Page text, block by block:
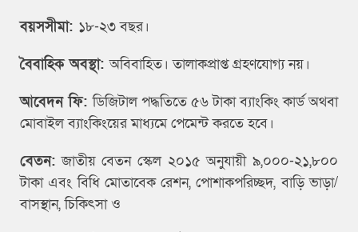
বয়সসীমা: ১৮-২৩ বছর।
বৈবাহিক অবস্থা:অবিবাহিত। তালাকপ্রাপ্ত গ্রহণযোগ্য নয়।
আবেদন ফি:ডিজিটাল পদ্ধতিতে ৫৬ টাকা ব্যাংকিং কার্ড অথবা
মোবাইল ব্যাংকিংয়ের মাধ্যমে পেমেন্ট করতে হবে।
বেতন: জাতীয় বেতন স্কেল ২০১৫ অনুযায়ী ৯,০০০-২১,৮০০
টাকা এবং বিধি মোতাবেক রেশন, পোশাকপরিচ্ছদ, বাড়ি ভাড়া/
বাসস্থান, চিকিৎসা ও